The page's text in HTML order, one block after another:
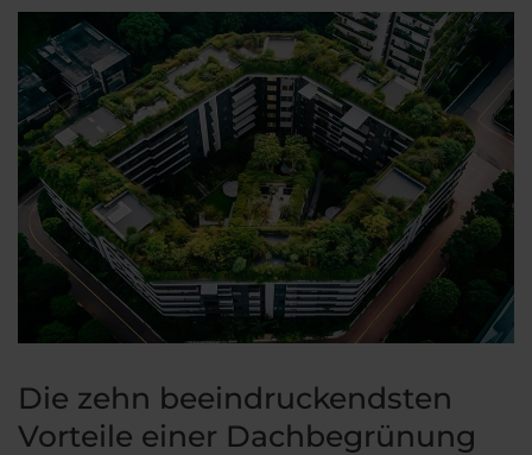
Die zehn beeindruckendsten
Vorteile einer Dachbegrünung